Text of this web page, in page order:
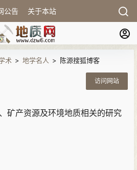
公告 关于本站
术 > 地学名人 > 陈源搜狐博客
访问网站
矿产资源及环境地质相关的研究